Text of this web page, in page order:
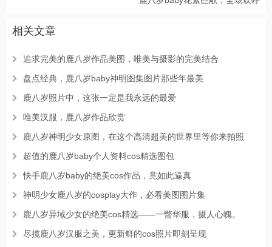
相关文章
追求完美的鹿八岁作品美图，唯美与摄影的完美结合
盘点经典，鹿八岁baby神明图集图片那些年最美
鹿八岁照片中，这张一定是我永远的最爱
唯美汉服，鹿八岁作品欣赏
鹿八岁神明少女原图，在这个高清超美的世界里等你来拍照
超值的鹿八岁baby个人资料cos精选图包
快手鹿八岁baby的绝美cos作品，竟如此逼真
神明少女鹿八岁的cosplay大作，必看美图图片集
鹿八岁异域少女的绝美cos精选——一瞥华服，摄人心魄。
尽揽鹿八岁汉服之美，更新鲜的cos照片即刻呈现